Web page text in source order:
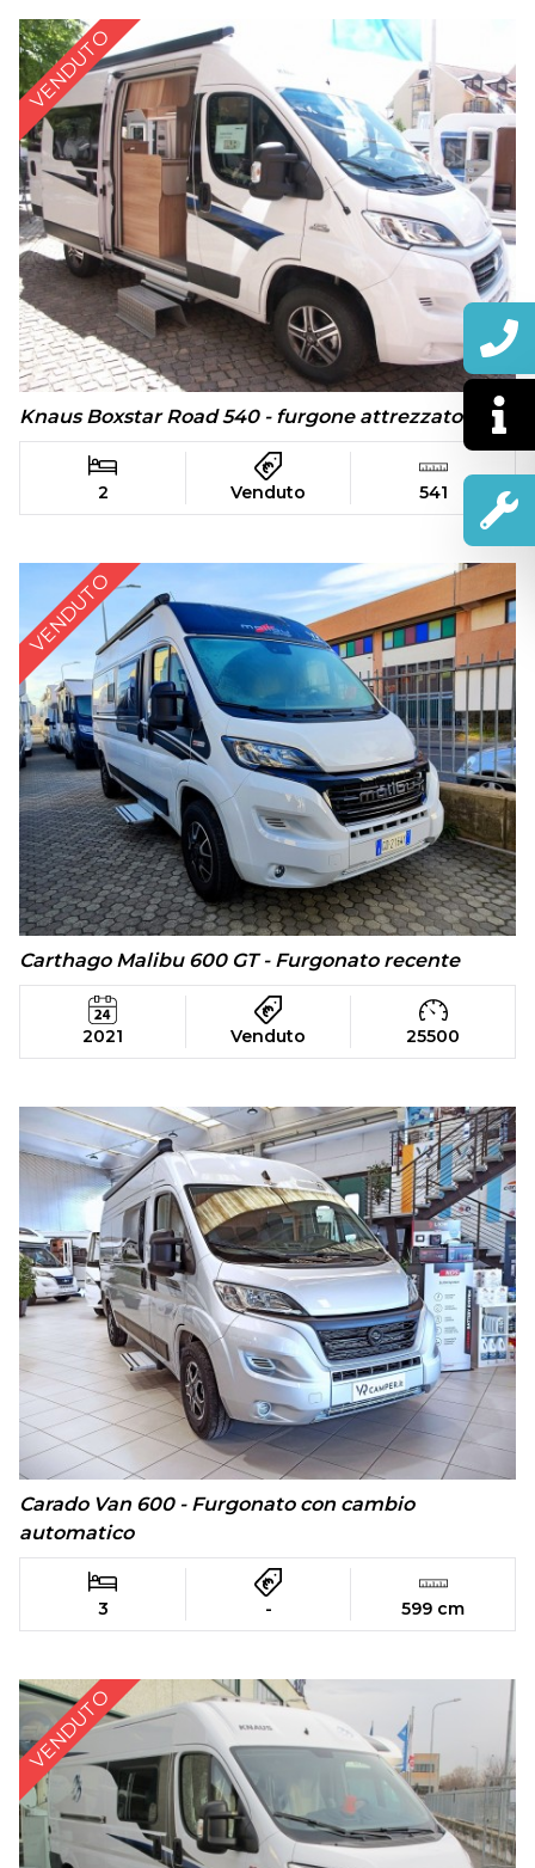
VENDUTO
Knaus Boxstar Road 540 - furgone attrezzato
2 Venduto 541
VENDUTO
Carthago Malibu 600 GT - Furgonato recente
2021 Venduto 25500
Carado Van 600 - Furgonato con cambio
automatico
3 - 599 cm
VENDUTO